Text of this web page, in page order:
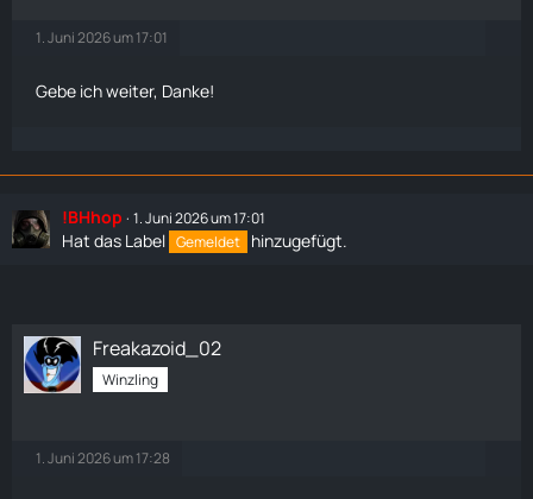
1. Juni 2026 um 17:01
Gebe ich weiter, Danke!
!BHhop 1. Juni 2026 um 17:01
Hat das Label Gemeldet hinzugefügt.
Freakazoid_02
Winzling
1. Juni 2026 um 17:28